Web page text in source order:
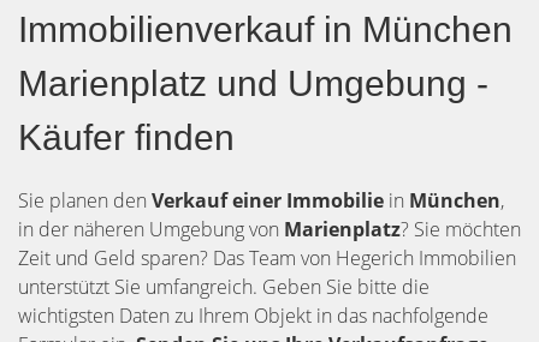
Immobilienverkauf in München
Marienplatz und Umgebung -
Käufer finden
Sie planen den Verkauf einer Immobilie in München,
in der näheren Umgebung von Marienplatz? Sie möchten
Zeit und Geld sparen? Das Team von Hegerich Immobilien
unterstützt Sie umfangreich. Geben Sie bitte die
wichtigsten Daten zu Ihrem Objekt in das nachfolgende